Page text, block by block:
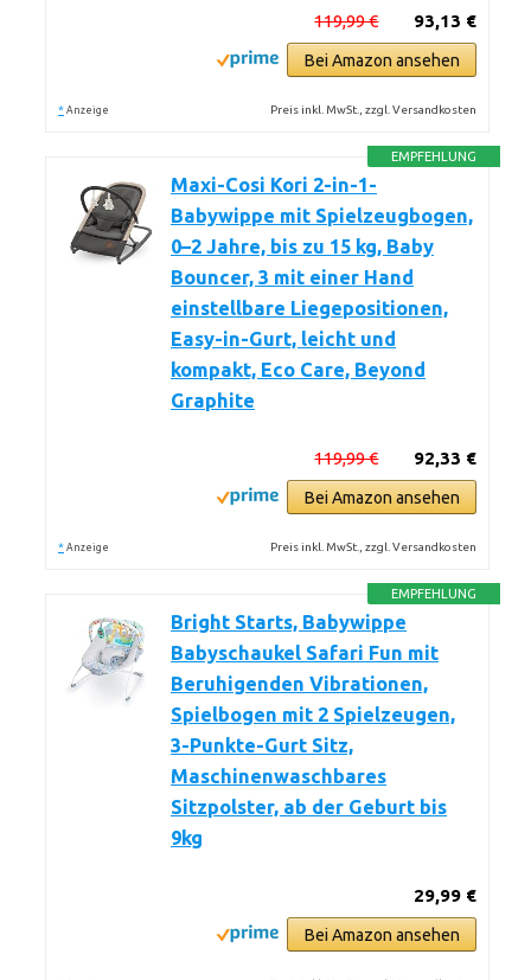
93,13 €
119,99 €
Bei Amazon ansehen
* Anzeige Preis inkl. MwSt., zzgl. Versandkosten
EMPFEHLUNG
Maxi-Cosi Kori 2-in-1-
Babywippe mit Spielzeugbogen,
0–2 Jahre, bis zu 15 kg, Baby
Bouncer, 3 mit einer Hand
einstellbare Liegepositionen,
Easy-in-Gurt, leicht und
kompakt, Eco Care, Beyond
Graphite
92,33 €
119,99 €
Bei Amazon ansehen
* Anzeige Preis inkl. MwSt., zzgl. Versandkosten
EMPFEHLUNG
Bright Starts, Babywippe
Babyschaukel Safari Fun mit
Beruhigenden Vibrationen,
Spielbogen mit 2 Spielzeugen,
3-Punkte-Gurt Sitz,
Maschinenwaschbares
Sitzpolster, ab der Geburt bis
9kg
29,99 €
Bei Amazon ansehen